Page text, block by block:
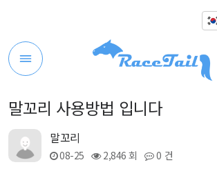
말꼬리 사용방법 입니다
말꼬리
08-25 2,846 회 0 건